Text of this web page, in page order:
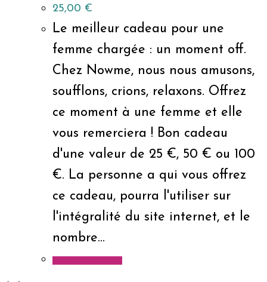
25,00 €
Le meilleur cadeau pour une
femme chargée : un moment off.
Chez Nowme, nous nous amusons,
soufflons, crions, relaxons. Offrez
ce moment à une femme et elle
vous remerciera ! Bon cadeau
d'une valeur de 25 €, 50 € ou 100
€. La personne a qui vous offrez
ce cadeau, pourra l'utiliser sur
l'intégralité du site internet, et le
nombre…